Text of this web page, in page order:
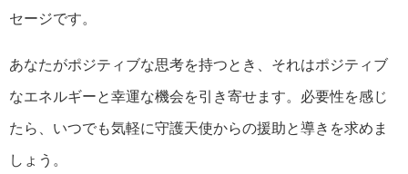
セージです。
あなたがポジティブな思考を持つとき、それはポジティブ
なエネルギーと幸運な機会を引き寄せます。必要性を感じ
たら、いつでも気軽に守護天使からの援助と導きを求めま
しょう。